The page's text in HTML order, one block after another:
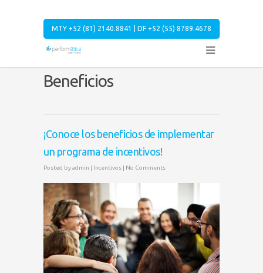
MTY +52 (81) 2140.8841 | DF +52 (55) 8789.4678
Beneficios
¡Conoce los beneficios de implementar
un programa de incentivos!
Posted byadmin | Incentivos | No Comments